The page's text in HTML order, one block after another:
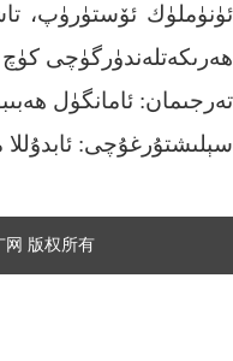
ئۈنۈملۈك ئۆستۈرۈپ،
ھەرىكەتلەندۈرگۈچى
تەرجىمان: ئامانگۈل
سېلىشتۇرغۇچى: ئابدۇللا
网 版权所有